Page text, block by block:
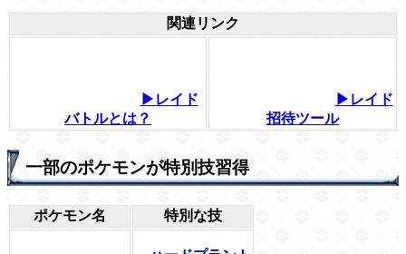
関連リンク
▶レイド
バトルとは？
▶レイド
招待ツール
一部のポケモンが特別技習得
ポケモン名 特別な技